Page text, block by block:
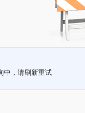
中，请刷新重试